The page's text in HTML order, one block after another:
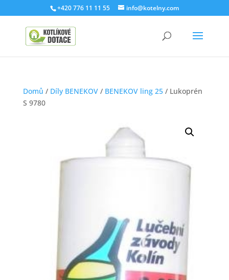
+420 776 11 11 55 info@kotelny.com
Domů / Díly BENEKOV/ BENEKOV ling 25/ Lukoprén
S 9780